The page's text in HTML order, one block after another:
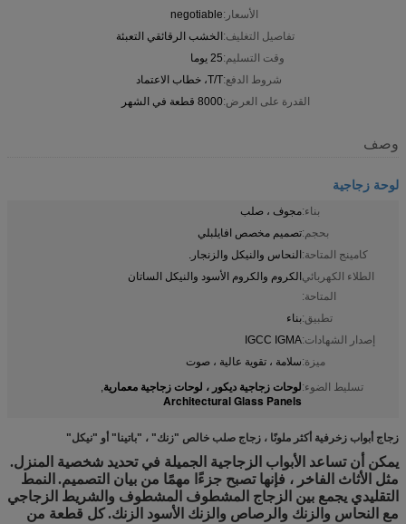
الأسعار:negotiable
تفاصيل التغليف:الخشب الرقائقي التعبئة
وقت التسليم:25 يوما
شروط الدفع:T/T، خطاب الاعتماد
القدرة على العرض:8000 قطعة في الشهر
وصف
لوحة زجاجية
بناء:مجوف ، صلب
بحجم:تصميم مخصص افايلبلي
كامينج المتاحة:النحاس والنيكل والزنجار.
الطلاء الكهربائي
المتاحة:
الكروم والكروم الأسود والنيكل الساتان
تطبيق:بناء
إصدار الشهادات:IGCC IGMA
ميزة:سلامة ، تقوية عالية ، صوت
تسليط الضوء:لوحات زجاجية ديكور ، لوحات زجاجية معمارية,
Architectural Glass Panels
زجاج أبواب زخرفية أكثر ملونًا ، زجاج صلب خالص "زنك" ، "باتينا" أو "نيكل"
يمكن أن تساعد الأبواب الزجاجية الجميلة في تحديد شخصية المنزل.
مثل الأثاث الفاخر ، فإنها تصبح جزءًا مهمًا من بيان التصميم. النمط
التقليدي يجمع بين الزجاج المشطوف المشطوف والشريط الزجاجي
مع النحاس والزنك والرصاص والزنك الأسود الزنك.كل قطعة من